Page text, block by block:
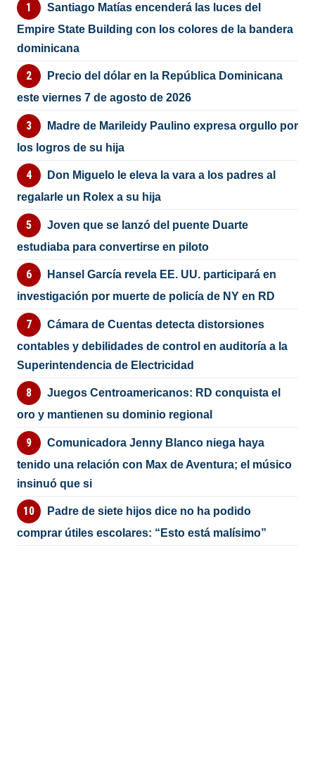
Santiago Matías encenderá las luces del
Empire State Building con los colores de la bandera
dominicana
Precio del dólar en la República Dominicana
este viernes 7 de agosto de 2026
Madre de Marileidy Paulino expresa orgullo por
los logros de su hija
Don Miguelo le eleva la vara a los padres al
regalarle un Rolex a su hija
Joven que se lanzó del puente Duarte
estudiaba para convertirse en piloto
Hansel García revela EE. UU. participará en
investigación por muerte de policía de NY en RD
Cámara de Cuentas detecta distorsiones
contables y debilidades de control en auditoría a la
Superintendencia de Electricidad
Juegos Centroamericanos: RD conquista el
oro y mantienen su dominio regional
Comunicadora Jenny Blanco niega haya
tenido una relación con Max de Aventura; el músico
insinuó que si
Padre de siete hijos dice no ha podido
comprar útiles escolares: “Esto está malísimo”